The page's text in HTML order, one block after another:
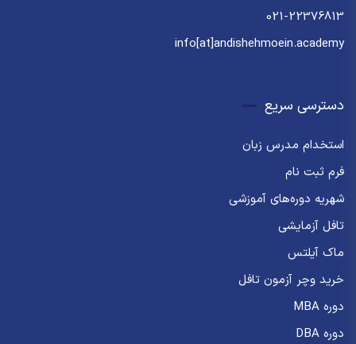
021-22376813
info[at]andishehmoein.academy
دسترسی سریع
استخدام مدرس زبان
فرم ثبت نام
شهریه دوره‌های آموزشی
تافل آزمایشی
ماک آیلتس
خرید وچر آزمون تافل
دوره MBA
دوره DBA